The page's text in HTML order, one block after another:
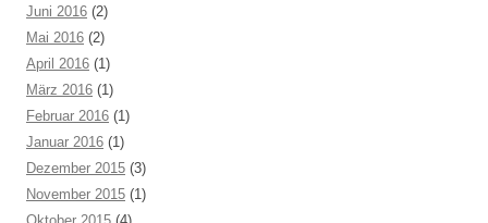
Juni 2016 (2)
Mai 2016 (2)
April 2016 (1)
März 2016 (1)
Februar 2016 (1)
Januar 2016 (1)
Dezember 2015 (3)
November 2015 (1)